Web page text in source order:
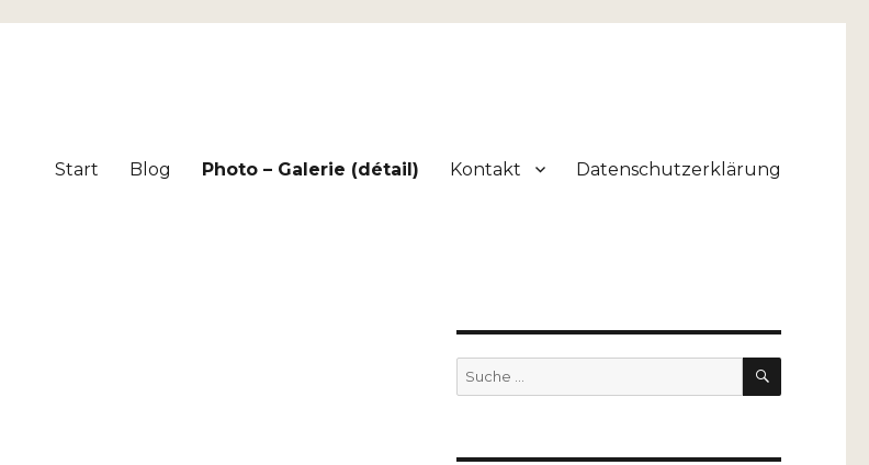
Start Blog Photo – Galerie (détail) Kontakt Datenschutzerklärung
Suche
nach:
SUCHEN